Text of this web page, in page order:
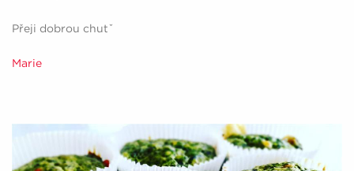
Přeji dobrou chutˇ
Marie